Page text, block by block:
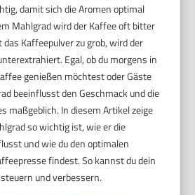
damit sich die Aromen optimal
Mahlgrad wird der Kaffee oft bitter
Kaffeepulver zu grob, wird der
Egal, ob du morgens in
genießen möchtest oder Gäste
beeinflusst den Geschmack und die
maßgeblich. In diesem Artikel zeige
so wichtig ist, wie er die
und wie du den optimalen
findest. So kannst du dein
und verbessern.